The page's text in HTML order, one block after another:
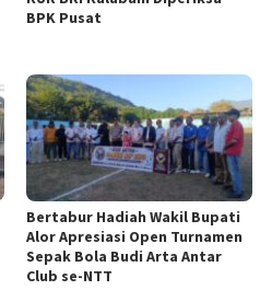
BPK Pusat
Bertabur Hadiah Wakil Bupati
Alor Apresiasi Open Turnamen
Sepak Bola Budi Arta Antar
Club se-NTT